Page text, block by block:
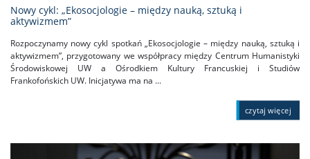
Nowy cykl: „Ekosocjologie – między nauką, sztuką i
aktywizmem”
Rozpoczynamy nowy cykl spotkań „Ekosocjologie – między nauką, sztuką i
aktywizmem”, przygotowany we współpracy między Centrum Humanistyki
Środowiskowej UW a Ośrodkiem Kultury Francuskiej i Studiów
Frankofońskich UW. Inicjatywa ma na ...
czytaj więcej